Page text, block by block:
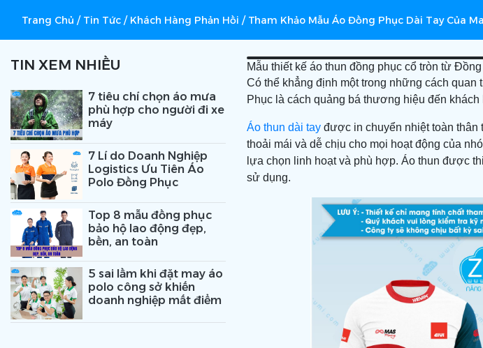
Trang Chủ / Tin Tức / Khách Hàng Phản Hồi / Tham Khảo Mẫu Áo Đồng Phục Dài Tay Của
TIN XEM NHIỀU
7 tiêu chí chọn áo mưa
phù hợp cho người đi xe
máy
7 Lí do Doanh Nghiệp
Logistics Ưu Tiên Áo
Polo Đồng Phục
Top 8 mẫu đồng phục
bảo hộ lao động đẹp,
bền, an toàn
5 sai lầm khi đặt may áo
polo công sở khiến
doanh nghiệp mất điểm
Mẫu thiết kế áo thun đồng phục cổ tròn từ
Có thể khẳng định một trong những cách
Phục là cách quảng bá thương hiệu đến
Áo thun dài tayđược in chuyển nhiệt toàn thân
thoải mái và dễ chịu cho mọi hoạt động của
lựa chọn linh hoạt và phù hợp. Áo thun được
sử dụng.